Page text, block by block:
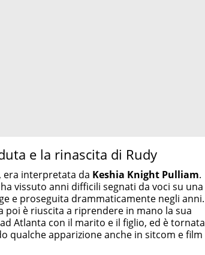
e la rinascita di Rudy
era interpretata da Keshia Knight Pulliam.
vissuto anni difficili segnati da voci su una
e proseguita drammaticamente negli anni.
poi è riuscita a riprendere in mano la sua
Atlanta con il marito e il figlio, ed è tornata
qualche apparizione anche in sitcom e film